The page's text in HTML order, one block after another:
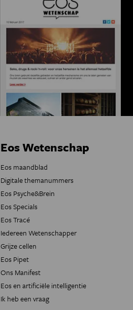
Eos Wetenschap
Eos maandblad
Digitale themanummers
Eos Psyche&Brein
Eos Specials
Eos Tracé
Iedereen Wetenschapper
Grijze cellen
Eos Pipet
Ons Manifest
Eos en artificiële intelligentie
Ik heb een vraag